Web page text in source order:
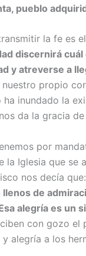
pueblo
la fe es
discernirá
y atreverse a
propio
ha inundado la
da la gracia
por
la Iglesia que se
nos de­cía que:
de
alegría es un
con gozo
alegría a los